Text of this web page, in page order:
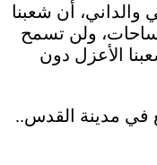
والداني، أن شعبنا
ولن تسمح
الأعزل دون
في مدينة القدس..